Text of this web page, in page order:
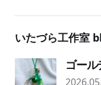
いたづら工作室
ゴー